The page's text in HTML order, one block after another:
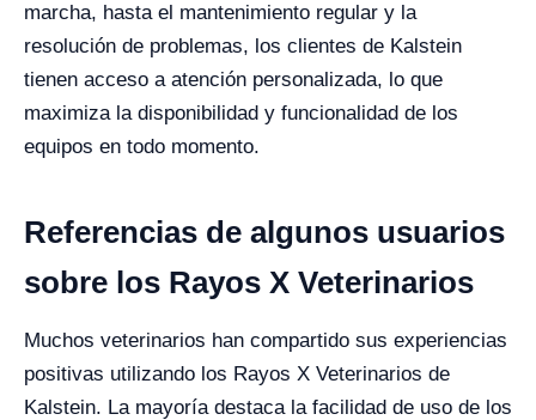
marcha, hasta el mantenimiento regular y la
resolución de problemas, los clientes de Kalstein
tienen acceso a atención personalizada, lo que
maximiza la disponibilidad y funcionalidad de los
equipos en todo momento.
Referencias de algunos usuarios
sobre los Rayos X Veterinarios
Muchos veterinarios han compartido sus experiencias
positivas utilizando los Rayos X Veterinarios de
Kalstein. La mayoría destaca la facilidad de uso de los